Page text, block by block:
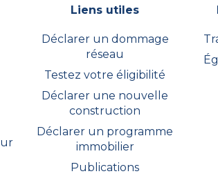
Liens utiles
Déclarer un dommage
réseau
Testez votre éligibilité
Déclarer une nouvelle
construction
Déclarer un programme
immobilier
Publications